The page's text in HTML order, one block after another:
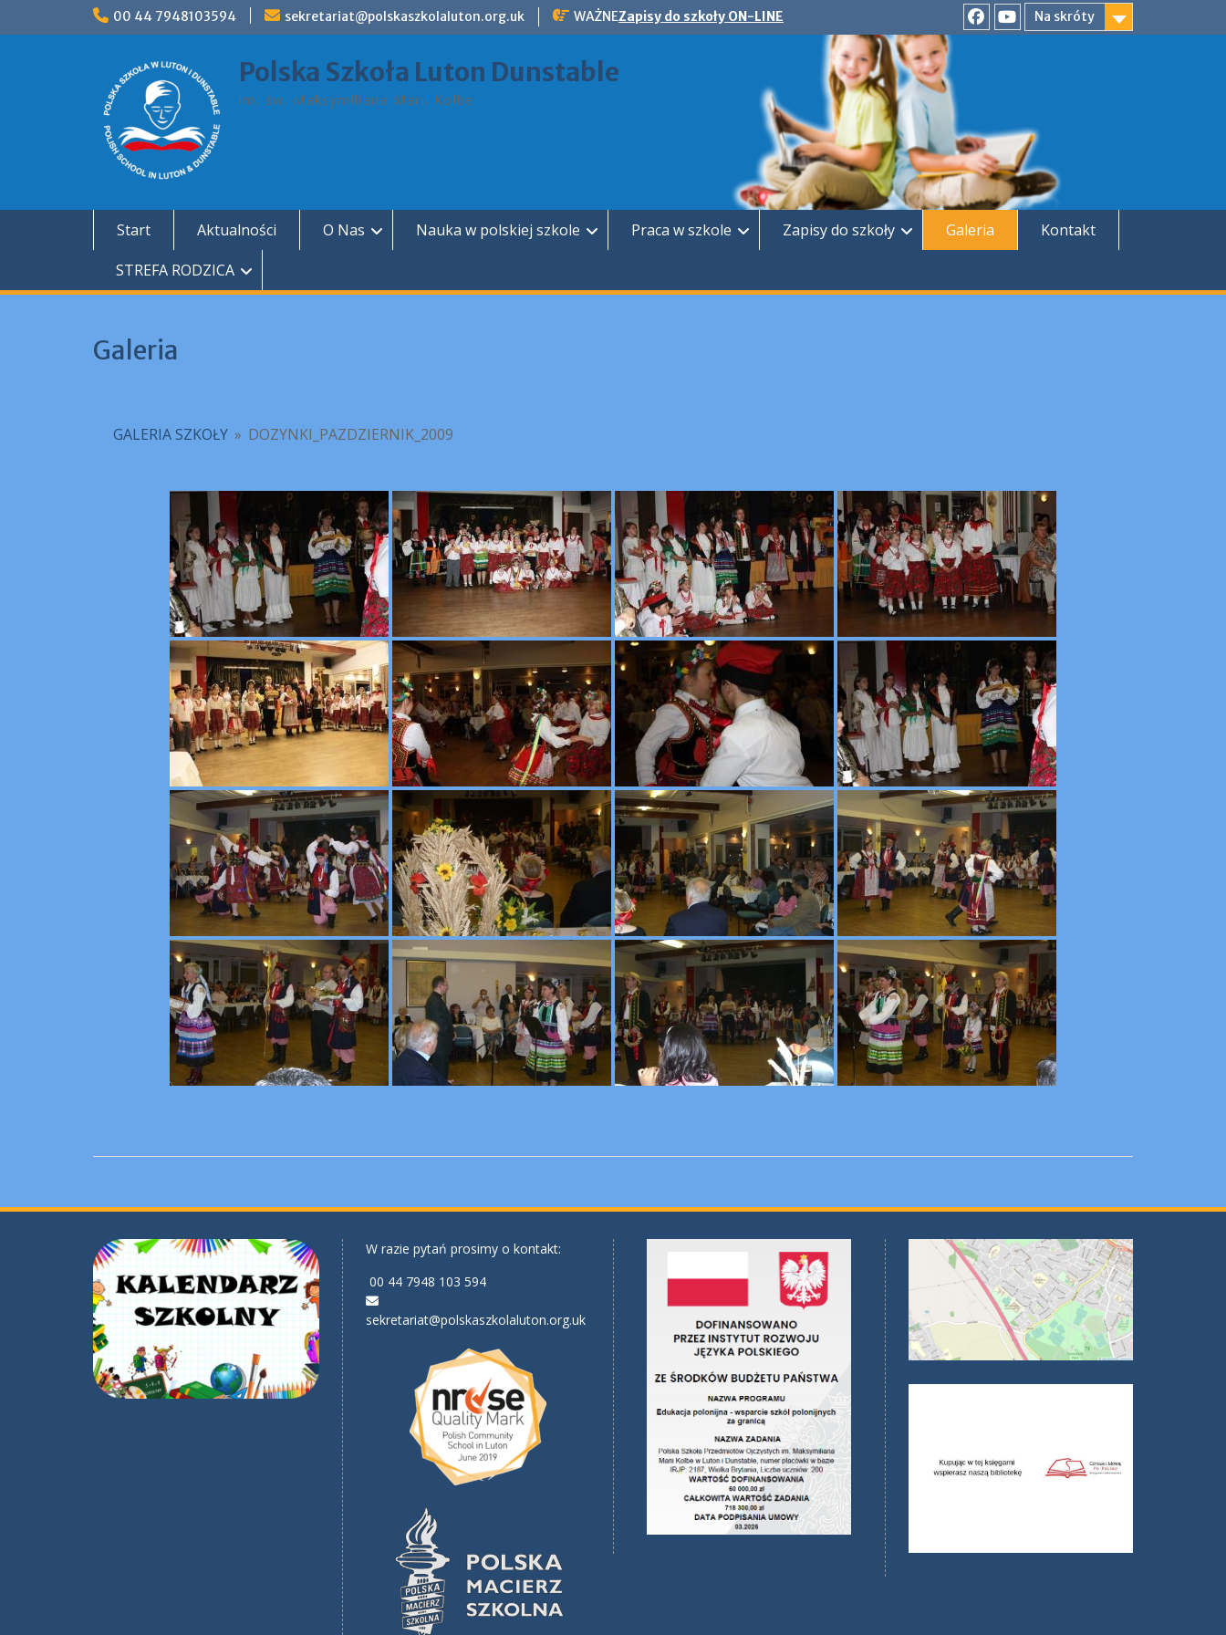
00 44 7948103594 sekretariat@polskaszkolaluton.org.uk WAŻNEZapisy do szkoły ON-LINE
Na skróty
FacebookYouTube
Polska Szkoła Luton Dunstable
im. św. Maksymiliana Marii Kolbe
Start Aktualności O Nas Nauka w polskiej szkole Praca w szkole Zapisy do szkoły Galeria
Kontakt
STREFA RODZICA
Galeria
GALERIA SZKOŁY » DOZYNKI_PAZDZIERNIK_2009
W razie pytań prosimy o kontakt:
00 44 7948 103 594
sekretariat@polskaszkolaluton.org.uk